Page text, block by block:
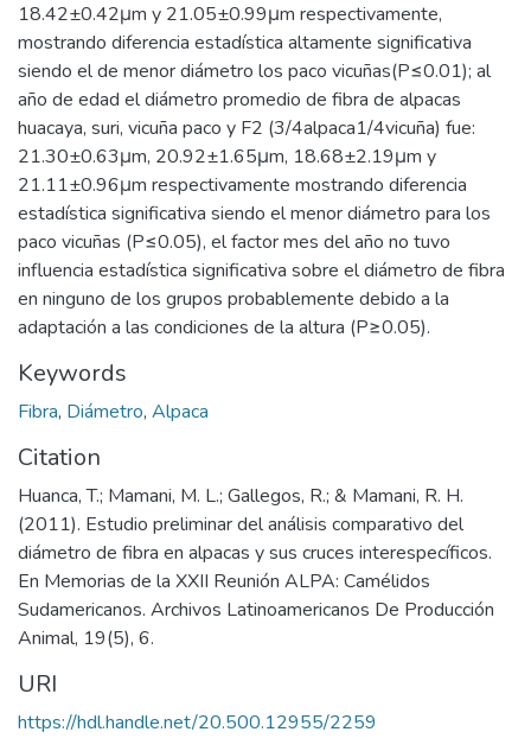
18.42±0.42μm y 21.05±0.99μm respectivamente,
mostrando diferencia estadística altamente significativa
siendo el de menor diámetro los paco vicuñas(P≤0.01); al
año de edad el diámetro promedio de fibra de alpacas
huacaya, suri, vicuña paco y F2 (3/4alpaca1/4vicuña) fue:
21.30±0.63μm, 20.92±1.65μm, 18.68±2.19μm y
21.11±0.96μm respectivamente mostrando diferencia
estadística significativa siendo el menor diámetro para los
paco vicuñas (P≤0.05), el factor mes del año no tuvo
influencia estadística significativa sobre el diámetro de fibra
en ninguno de los grupos probablemente debido a la
adaptación a las condiciones de la altura (P≥0.05).
Keywords
Fibra, Diámetro, Alpaca
Citation
Huanca, T.; Mamani, M. L.; Gallegos, R.; & Mamani, R. H.
(2011). Estudio preliminar del análisis comparativo del
diámetro de fibra en alpacas y sus cruces interespecíficos.
En Memorias de la XXII Reunión ALPA: Camélidos
Sudamericanos. Archivos Latinoamericanos De Producción
Animal, 19(5), 6.
URI
https://hdl.handle.net/20.500.12955/2259